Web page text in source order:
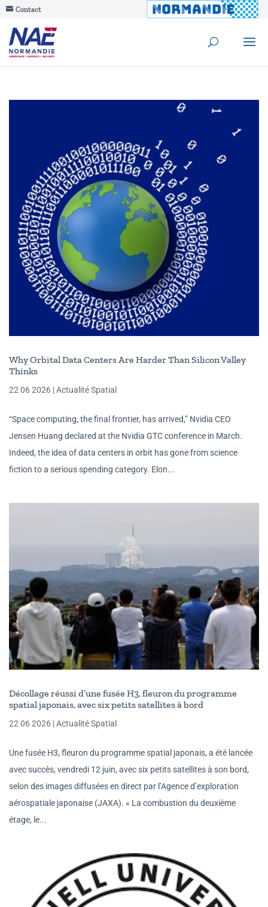
Contact
Why Orbital Data Centers Are Harder Than Silicon Valley
Thinks
22 06 2026 |Actualité Spatial
“Space computing, the final frontier, has arrived,” Nvidia CEO
Jensen Huang declared at the Nvidia GTC conference in March.
Indeed, the idea of data centers in orbit has gone from science
fiction to a serious spending category. Elon...
Décollage réussi d’une fusée H3, fleuron du programme
spatial japonais, avec six petits satellites à bord
22 06 2026 |Actualité Spatial
Une fusée H3, fleuron du programme spatial japonais, a été lancée
avec succès, vendredi 12 juin, avec six petits satellites à son bord,
selon des images diffusées en direct par l’Agence d’exploration
aérospatiale japonaise (JAXA). « La combustion du deuxième
étage, le...